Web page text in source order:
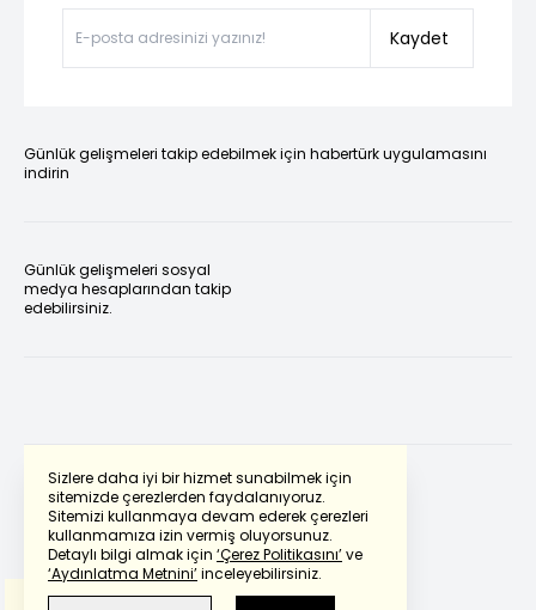
Sizlere daha iyi bir hizmet sunabilmek için
sitemizde çerezlerden faydalanıyoruz.
Sitemizi kullanmaya devam ederek çerezleri
kullanmamıza izin vermiş oluyorsunuz.
Detaylı bilgi almak için ‘Çerez Politikasını’ve
‘Aydınlatma Metnini’inceleyebilirsiniz.
Kaydet
Günlük gelişmeleri takip edebilmek için habertürk uygulamasını
indirin
Günlük gelişmeleri sosyal
medya hesaplarından takip
edebilirsiniz.
Powered by Translate
Bu çevirideGoogle Transletekullanılmıştır.